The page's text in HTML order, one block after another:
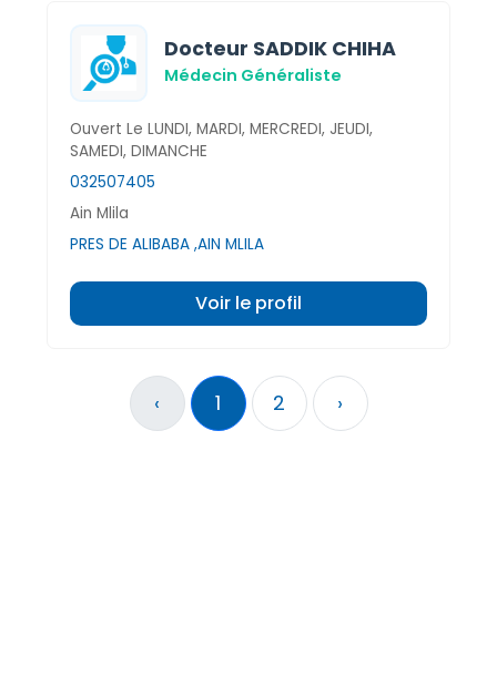
Docteur SADDIK CHIHA
Médecin Généraliste
Ouvert Le LUNDI, MARDI, MERCREDI, JEUDI,
SAMEDI, DIMANCHE
032507405
Ain Mlila
PRES DE ALIBABA ,AIN MLILA
Voir le profil
‹ 1 2 ›